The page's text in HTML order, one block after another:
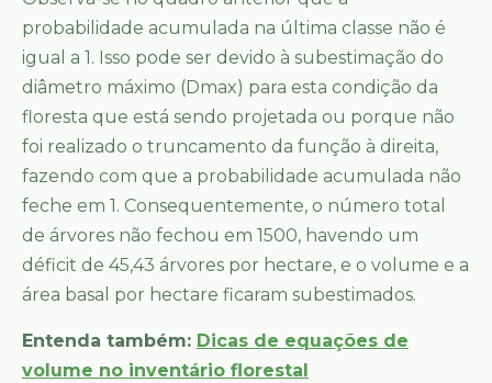
probabilidade acumulada na última classe não é
igual a 1. Isso pode ser devido à subestimação do
diâmetro máximo (Dmax) para esta condição da
floresta que está sendo projetada ou porque não
foi realizado o truncamento da função à direita,
fazendo com que a probabilidade acumulada não
feche em 1. Consequentemente, o número total
de árvores não fechou em 1500, havendo um
déficit de 45,43 árvores por hectare, e o volume e a
área basal por hectare ficaram subestimados.
Entenda também: Dicas de equações de
volume no inventário florestal